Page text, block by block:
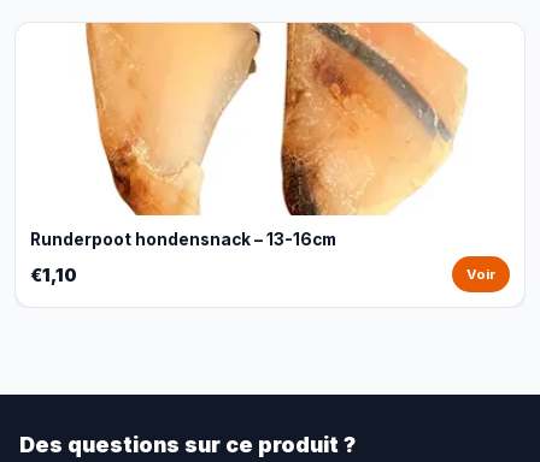
Runderpoot hondensnack – 13-16cm
€1,10 Voir
Des questions sur ce produit ?